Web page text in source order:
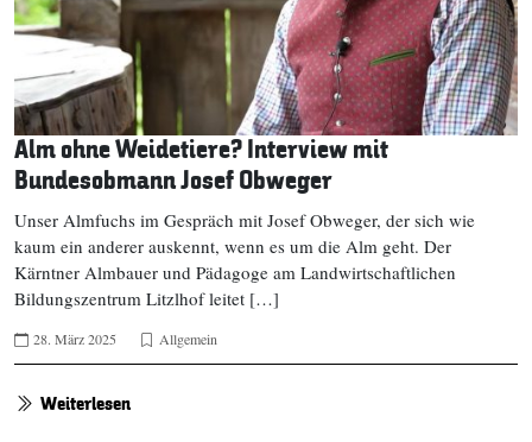
Alm ohne Weidetiere? Interview mit
Bundesobmann Josef Obweger
Unser Almfuchs im Gespräch mit Josef Obweger, der sich wie
kaum ein anderer auskennt, wenn es um die Alm geht. Der
Kärntner Almbauer und Pädagoge am Landwirtschaftlichen
Bildungszentrum Litzlhof leitet […]
28. März 2025 Allgemein
Weiterlesen